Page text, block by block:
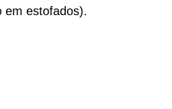
em estofados).